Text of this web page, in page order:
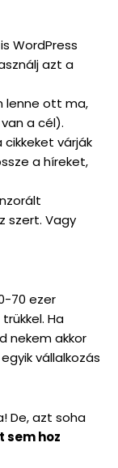
WordPress
azt a
lenne ott ma,
a cél).
várják
a híreket,
szert. Vagy
70 ezer
Ha
nekem akkor
vállalkozás
De, azt soha
sem hoz